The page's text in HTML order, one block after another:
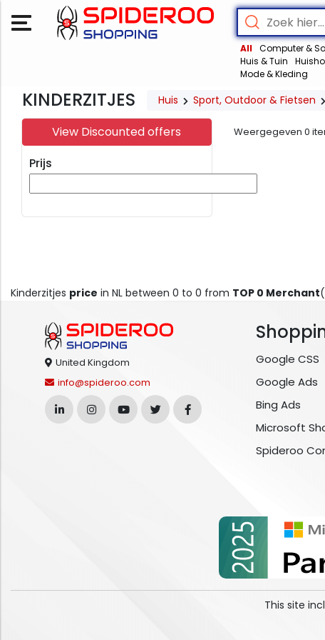
All Computer &
Huis & Tuin
Mode & Kleding
KINDERZITJES Huis Sport, Outdoor & Fietsen
View Discounted offers
Prijs
Weergegeven 0
Kinderzitjes price in NL between 0 to 0 from TOP 0 Merchant
United Kingdom
info@spideroo.com
Google CSS
Google Ads
Bing Ads
Microsoft
Spideroo
This site